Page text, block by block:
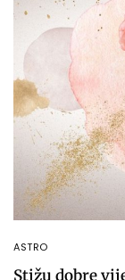
ASTRO
Stižu dobre